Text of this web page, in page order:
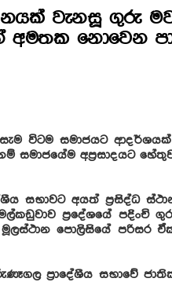
වැනසූ ගුරු
නොවෙන
විටම සමාජයට
අප්‍රසාදයට
සභාවට අයත් ප්‍රසිද්ධ
ප්‍රදේශයේ පදිංචි
පොලිසියේ පරිසර
ප්‍රාදේශීය සභාවේ